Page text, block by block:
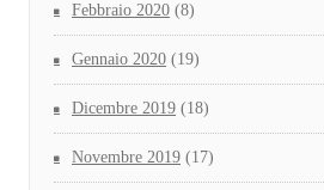
Febbraio 2020 (8)
Gennaio 2020 (19)
Dicembre 2019 (18)
Novembre 2019 (17)